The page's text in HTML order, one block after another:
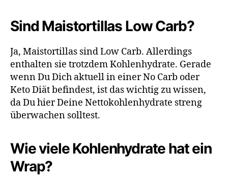
Sind Maistortillas Low Carb?
Ja, Maistortillas sind Low Carb. Allerdings
enthalten sie trotzdem Kohlenhydrate. Gerade
wenn Du Dich aktuell in einer No Carb oder
Keto Diät befindest, ist das wichtig zu wissen,
da Du hier Deine Nettokohlenhydrate streng
überwachen solltest.
Wie viele Kohlenhydrate hat ein
Wrap?